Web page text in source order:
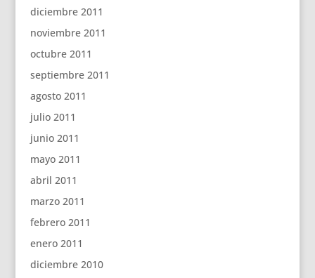
diciembre 2011
noviembre 2011
octubre 2011
septiembre 2011
agosto 2011
julio 2011
junio 2011
mayo 2011
abril 2011
marzo 2011
febrero 2011
enero 2011
diciembre 2010